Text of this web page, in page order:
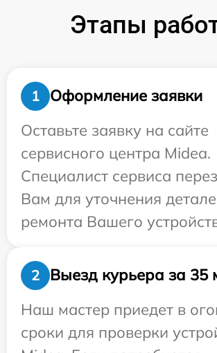
Этапы
1
Оформление заявки
Оставьте заявку на сайте
сервисного центра Midea.
Специалист сервиса
Вам для уточнения
ремонта Вашего
2
Выезд курьера за 35
Наш мастер приедет в
сроки для проверки